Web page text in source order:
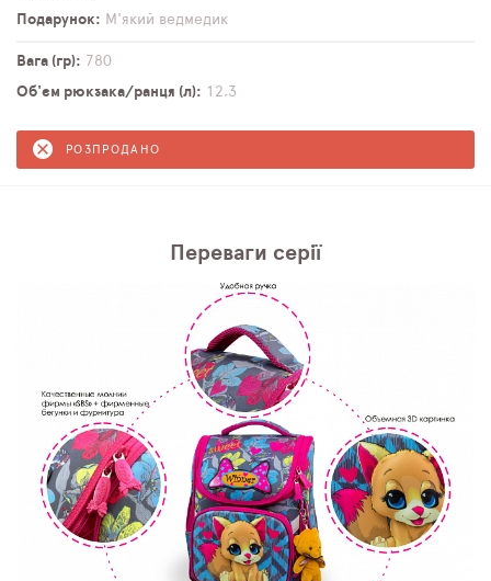
Подарунок
М'який ведмедик
Вага (гр)
780
Об'єм рюкзака/ранця (л)
12,3
РОЗПРОДАНО
Переваги серії